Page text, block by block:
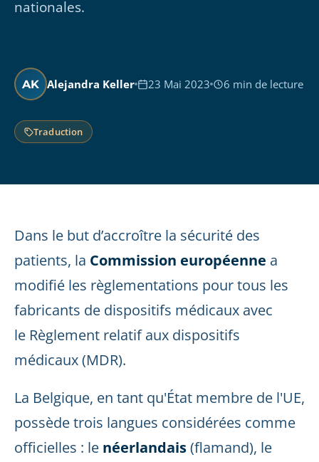
nationales.
AK Alejandra Keller 23 Mai 2023 6 min de lecture
Traduction
Dans le but d’accroître la sécurité des
patients, la Commission européenne a
modifié les règlementations pour tous les
fabricants de dispositifs médicaux avec
le Règlement relatif aux dispositifs
médicaux (MDR).
La Belgique, en tant qu'État membre de l'UE,
possède trois langues considérées comme
officielles : le néerlandais(flamand), le